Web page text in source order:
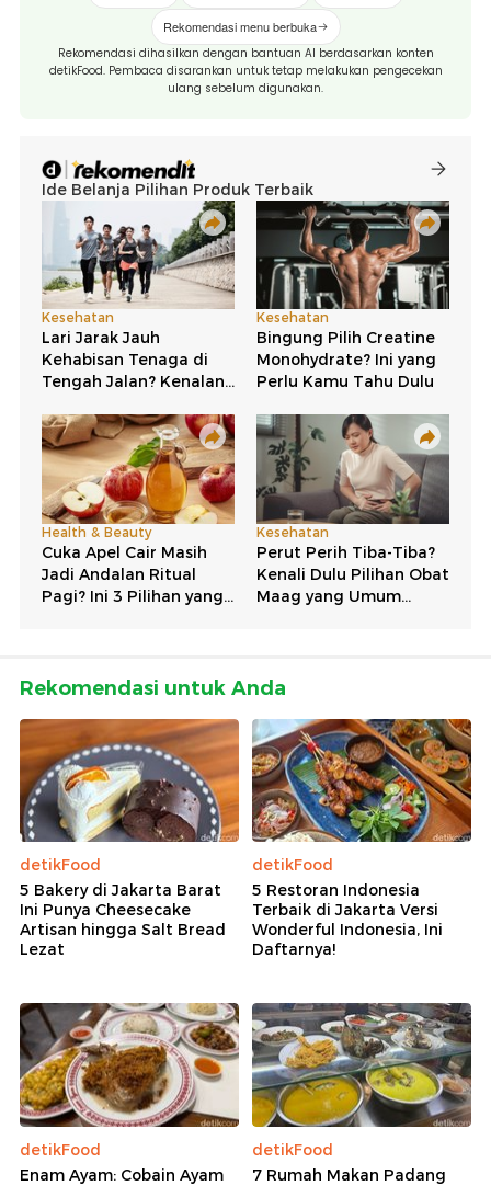
Rekomendasi menu berbuka
Rekomendasi dihasilkan dengan bantuan AI berdasarkan konten
detikFood. Pembaca disarankan untuk tetap melakukan pengecekan
ulang sebelum digunakan.
Rekomendasi untuk Anda
detikFood
5 Bakery di Jakarta Barat
Ini Punya Cheesecake
Artisan hingga Salt Bread
Lezat
detikFood
5 Restoran Indonesia
Terbaik di Jakarta Versi
Wonderful Indonesia, Ini
Daftarnya!
detikFood
Enam Ayam: Cobain Ayam
detikFood
7 Rumah Makan Padang